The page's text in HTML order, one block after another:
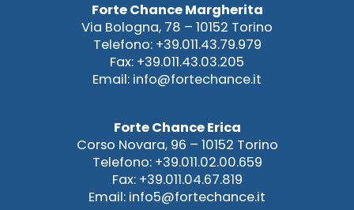
Forte Chance Margherita
Via Bologna, 78 – 10152 Torino
Telefono: +39.011.43.79.979
Fax: +39.011.43.03.205
Email: info@fortechance.it
Forte Chance Erica
Corso Novara, 96 – 10152 Torino
Telefono: +39.011.02.00.659
Fax: +39.011.04.67.819
Email: info5@fortechance.it